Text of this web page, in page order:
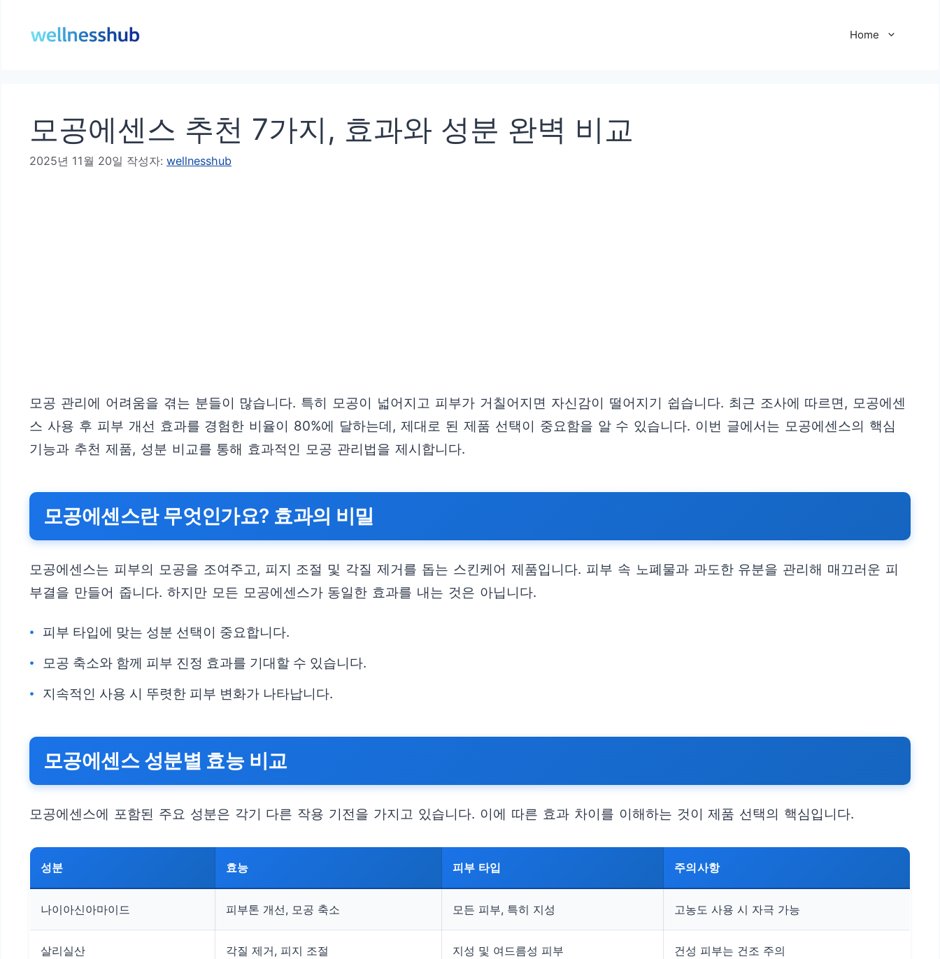
Home
모공에센스 추천 7가지, 효과와 성분 완벽 비교
2025년 11월 20일 작성자: wellnesshub
모공 관리에 어려움을 겪는 분들이 많습니다. 특히 모공이 넓어지고 피부가 거칠어지면 자신감이 떨어지기 쉽습니다. 최근 조사에 따르면, 모공에센
스 사용 후 피부 개선 효과를 경험한 비율이 80%에 달하는데, 제대로 된 제품 선택이 중요함을 알 수 있습니다. 이번 글에서는 모공에센스의 핵심
기능과 추천 제품, 성분 비교를 통해 효과적인 모공 관리법을 제시합니다.
모공에센스란 무엇인가요? 효과의 비밀
모공에센스는 피부의 모공을 조여주고, 피지 조절 및 각질 제거를 돕는 스킨케어 제품입니다. 피부 속 노폐물과 과도한 유분을 관리해 매끄러운 피
부결을 만들어 줍니다. 하지만 모든 모공에센스가 동일한 효과를 내는 것은 아닙니다.
피부 타입에 맞는 성분 선택이 중요합니다.
모공 축소와 함께 피부 진정 효과를 기대할 수 있습니다.
지속적인 사용 시 뚜렷한 피부 변화가 나타납니다.
모공에센스 성분별 효능 비교
모공에센스에 포함된 주요 성분은 각기 다른 작용 기전을 가지고 있습니다. 이에 따른 효과 차이를 이해하는 것이 제품 선택의 핵심입니다.
성분 효능 피부 타입 주의사항
나이아신아마이드 피부톤 개선, 모공 축소 모든 피부, 특히 지성 고농도 사용 시 자극 가능
살리실산 각질 제거, 피지 조절 지성 및 여드름성 피부 건성 피부는 건조 주의